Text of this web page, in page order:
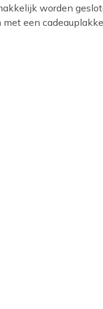
worden
een